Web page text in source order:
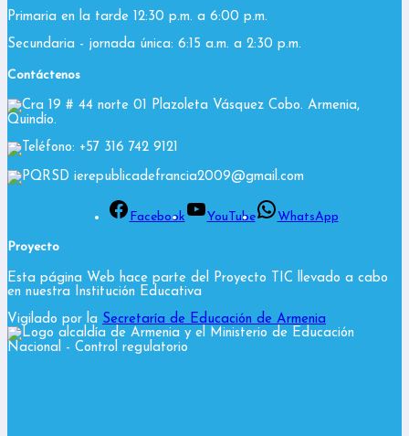
Primaria en la tarde 12:30 p.m. a 6:00 p.m.
Secundaria - jornada única: 6:15 a.m. a 2:30 p.m.
Contáctenos
Cra 19 # 44 norte 01 Plazoleta Vásquez Cobo. Armenia,
Quindío.
Teléfono: +57 316 742 9121
PQRSD ierepublicadefrancia2009@gmail.com
Facebook YouTube WhatsApp
Proyecto
Esta página Web hace parte del Proyecto TIC llevado a cabo
en nuestra Institución Educativa
Vigilado por la Secretaría de Educación de Armenia
y el Ministerio de Educación
Nacional - Control regulatorio